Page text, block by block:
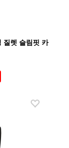
질렛 슬림핏 카